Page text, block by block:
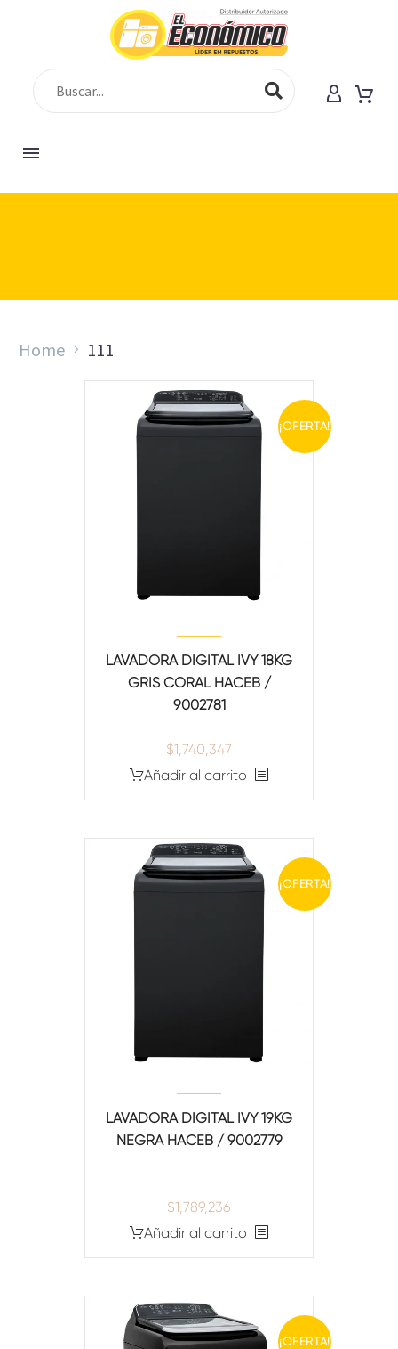
container="1" background_image="225"
[gem_divider margin_top="18"][vc_column_text
!important;}"]
TITLE
[/gem_fullwidth][/vc_column][/vc_row]
Home 111
¡OFERTA!
LAVADORA DIGITAL IVY 18KG
GRIS CORAL HACEB /
9002781
$1,740,347
Añadir al carrito
¡OFERTA!
LAVADORA DIGITAL IVY 19KG
NEGRA HACEB / 9002779
$1,789,236
Añadir al carrito
¡OFERTA!